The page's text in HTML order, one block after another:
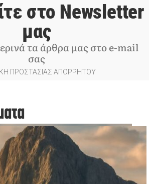
στο Newsletter
μας
τα άρθρα μας στο e-mail
σας
ΠΡΟΣΤΑΣΙΑΣ ΑΠΟΡΡΗΤΟΥ